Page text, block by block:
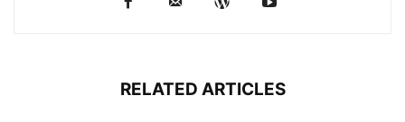
RELATED ARTICLES